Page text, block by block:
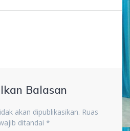
Balasan
akan dipublikasikan. Ruas
ditandai *